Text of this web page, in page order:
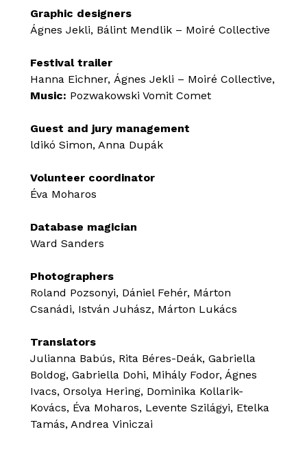
Graphic designers
Ágnes Jekli, Bálint Mendlik – Moiré Collective
Festival trailer
Hanna Eichner, Ágnes Jekli – Moiré Collective,
Music: Pozwakowski Vomit Comet
Guest and jury management
ldikó Simon, Anna Dupák
Volunteer coordinator
Éva Moharos
Database magician
Ward Sanders
Photographers
Roland Pozsonyi, Dániel Fehér, Márton
Csanádi, István Juhász, Márton Lukács
Translators
Julianna Babús, Rita Béres-Deák, Gabriella
Boldog, Gabriella Dohi, Mihály Fodor, Ágnes
Ivacs, Orsolya Hering, Dominika Kollarik-
Kovács, Éva Moharos, Levente Szilágyi, Etelka
Tamás, Andrea Viniczai